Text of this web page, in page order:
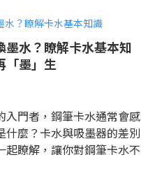
墨水？瞭解卡水基本知
「墨」生
入門者，鋼筆卡水通常會感
什麼？卡水與吸墨器的差別
起瞭解，讓你對鋼筆卡水不